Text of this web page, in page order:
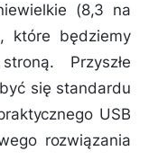
(8,3 na
które będziemy
Przyszłe
się standardu
USB
rozwiązania